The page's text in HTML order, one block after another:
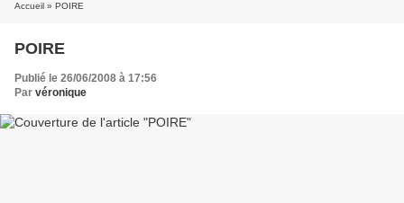
Accueil » POIRE
POIRE
Publié le 26/06/2008 à 17:56
Par véronique